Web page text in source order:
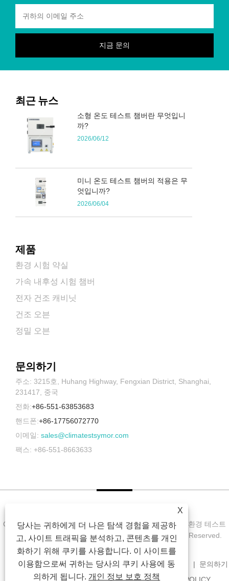
최근 뉴스
소형 온도 테스트 챔버란 무엇입니
까?
2026/06/12
미니 온도 테스트 챔버의 적용은 무
엇입니까?
2026/06/04
제품
환경 시험 약실
가속 내후성 시험 챔버
전자 건조 캐비닛
건조 오븐
정밀 오븐
문의하기
주소: 3215호, Huhang Highway, Fengxian District, Shanghai,
231417, 중국
전화:+86-551-63853683
핸드폰:+86-17756072770
이메일: sales@climatestsymor.com
팩스: +86-551-8663633
Copyright © 2022 Symor Instrument Equipment Co., Ltd. 환경 테스트
챔버, 전자 건조 캐비닛, 가속 내후 테스트 챔버 All Rights Reserved.
회사 소개 제품 소식 다운로드 문의 보내기
문의하기
X
당사는 귀하에게 더 나은 탐색 경험을 제공하
고, 사이트 트래픽을 분석하고, 콘텐츠를 개인
화하기 위해 쿠키를 사용합니다. 이 사이트를
이용함으로써 귀하는 당사의 쿠키 사용에 동
의하게 됩니다. 개인 정보 보호 정책